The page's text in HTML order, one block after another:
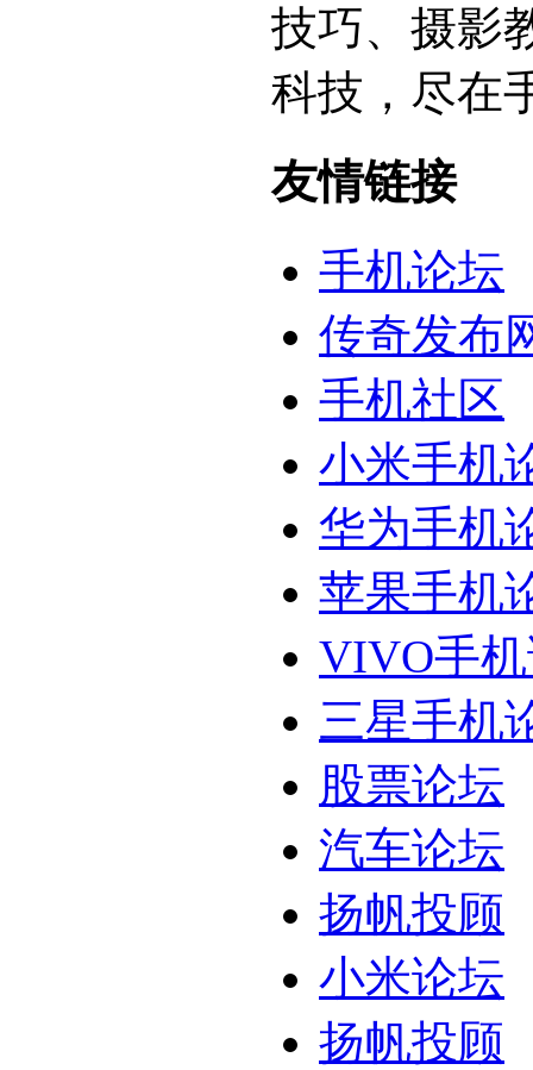
技巧、摄影
科技，尽在
友情链接
手机论坛
传奇发布
手机社区
小米手机
华为手机
苹果手机
VIVO手
三星手机
股票论坛
汽车论坛
扬帆投顾
小米论坛
扬帆投顾